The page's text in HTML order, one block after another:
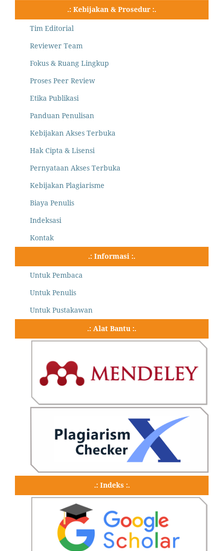
.: Kebijakan & Prosedur :.
Tim Editorial
Reviewer Team
Fokus & Ruang Lingkup
Proses Peer Review
Etika Publikasi
Panduan Penulisan
Kebijakan Akses Terbuka
Hak Cipta & Lisensi
Pernyataan Akses Terbuka
Kebijakan Plagiarisme
Biaya Penulis
Indeksasi
Kontak
.: Informasi :.
Untuk Pembaca
Untuk Penulis
Untuk Pustakawan
.: Alat Bantu :.
.: Indeks :.